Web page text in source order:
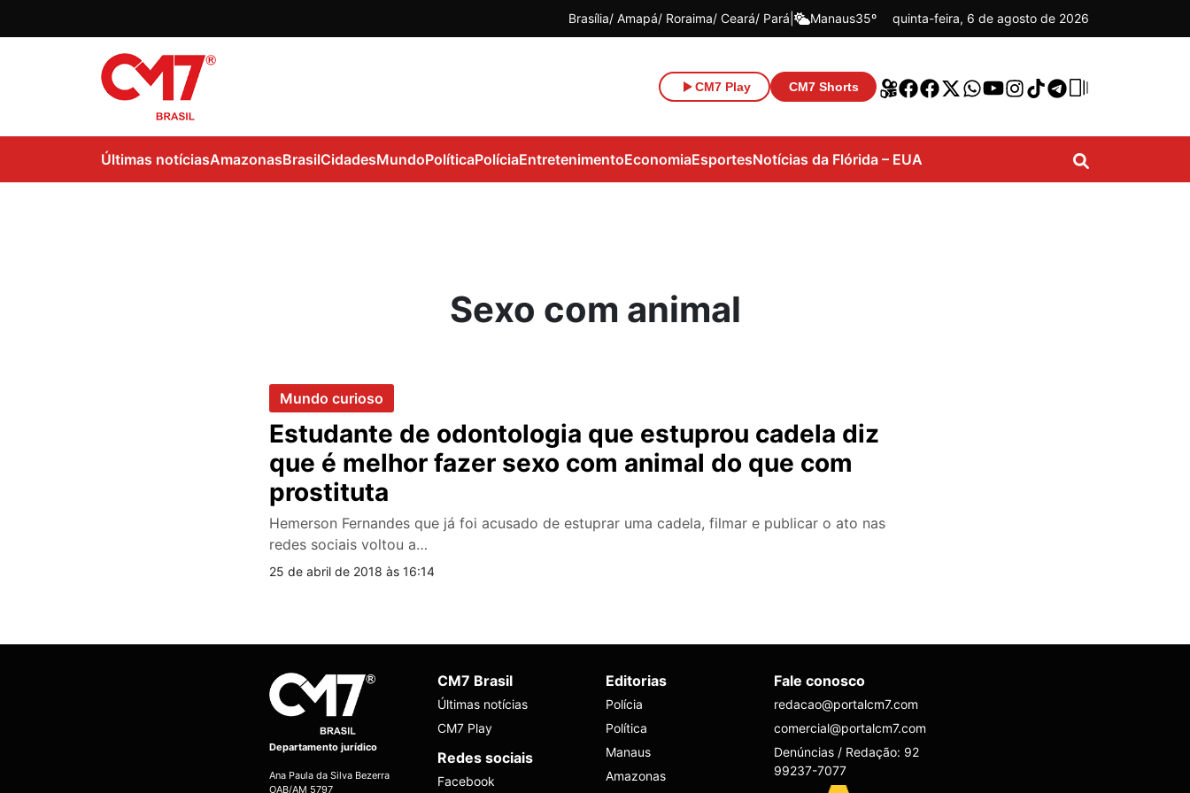
Brasília Amapá Roraima Ceará Pará Manaus35º quinta-feira, 6 de agosto de 2026
CM7 Play CM7 Shorts
Últimas notíciasAmazonasBrasilCidadesMundoPolíticaPolíciaEntretenimentoEconomiaEsportesNotícias da Flórida – EUA
Sexo com animal
Mundo curioso
Estudante de odontologia que estuprou cadela diz
que é melhor fazer sexo com animal do que com
prostituta
Hemerson Fernandes que já foi acusado de estuprar uma cadela, filmar e publicar o ato nas
redes sociais voltou a…
25 de abril de 2018 às 16:14
Departamento jurídico
Ana Paula da Silva Bezerra
OAB/AM 5797
CM7 Brasil
Últimas notícias
CM7 Play
Redes sociais
Facebook
Editorias
Polícia
Política
Manaus
Amazonas
Fale conosco
redacao@portalcm7.com
comercial@portalcm7.com
Denúncias / Redação: 92
99237-7077